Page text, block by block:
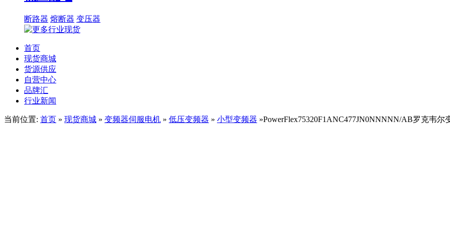
断路器 熔断器 变压器
首页
现货商城
货源供应
自营中心
品牌汇
行业新闻
当前位置: 首页 » 现货商城 » 变频器伺服电机 » 低压变频器 » 小型变频器 »PowerFlex75320F1ANC477JN0NNNNN/AB罗克韦尔